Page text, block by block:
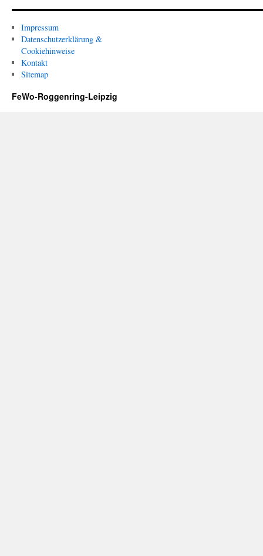
Impressum
Datenschutzerklärung &
Cookiehinweise
Kontakt
Sitemap
FeWo-Roggenring-Leipzig